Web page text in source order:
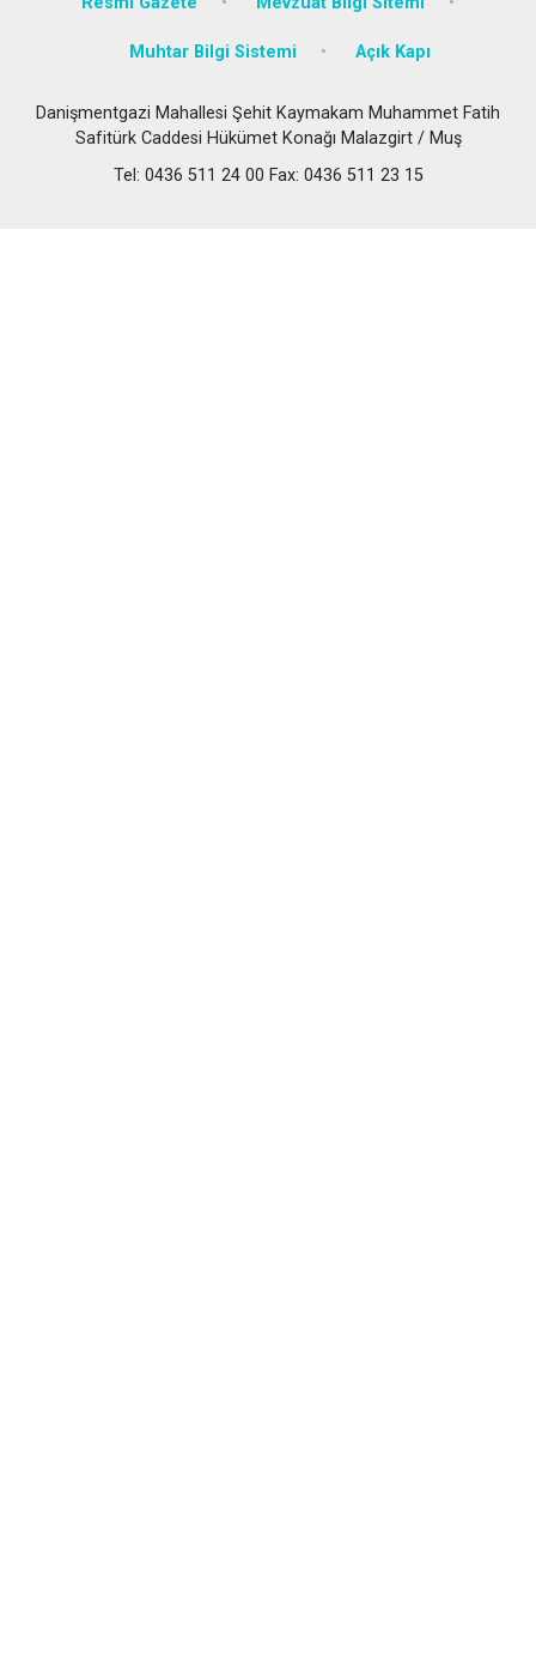
Muhtar Bilgi Sistemi Açık Kapı
Danişmentgazi Mahallesi Şehit Kaymakam Muhammet Fatih
Safitürk Caddesi Hükümet Konağı Malazgirt / Muş
Tel: 0436 511 24 00 Fax: 0436 511 23 15